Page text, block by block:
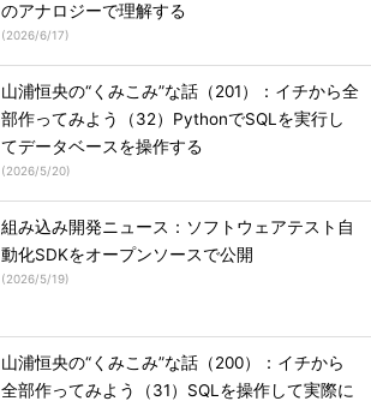
のアナロジーで理解する
(2026/6/17)
山浦恒央の“くみこみ”な話（201）：イチから全
部作ってみよう（32）PythonでSQLを実行し
てデータベースを操作する
(2026/5/20)
組み込み開発ニュース：ソフトウェアテスト自
動化SDKをオープンソースで公開
(2026/5/19)
山浦恒央の“くみこみ”な話（200）：イチから
全部作ってみよう（31）SQLを操作して実際に